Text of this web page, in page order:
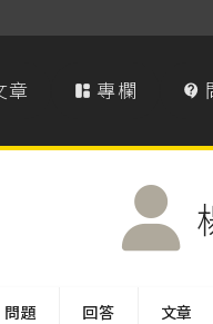
章  專欄 
問題 回答 文章